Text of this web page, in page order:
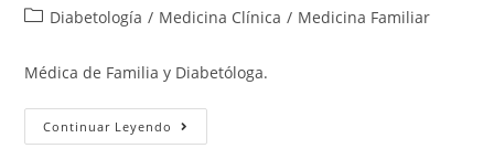
Diabetología / Medicina Clínica / Medicina Familiar
Médica de Familia y Diabetóloga.
Continuar Leyendo